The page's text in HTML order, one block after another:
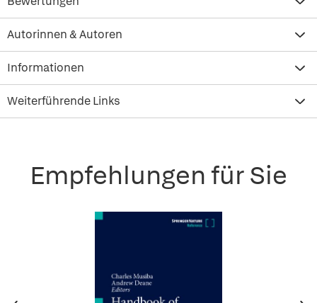
Autorinnen & Autoren
Informationen
Weiterführende Links
Empfehlungen für Sie